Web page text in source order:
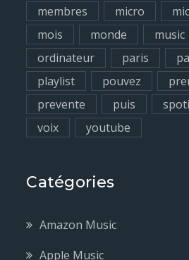
membres
micro
mois
monde music
ordinateur
paris
playlist
pouvez
prevente
puis
voix
youtube
Catégories
Amazon Music
Apple Music